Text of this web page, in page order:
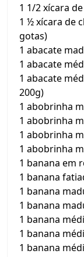
1 1/2 xícara
1 ½ xícara de
gotas)
1 abacate
1 abacate
1 abacate
200g)
1 abobrinha
1 abobrinha
1 abobrinha
1 abobrinha
1 banana em
1 banana
1 banana
1 banana
1 banana
1 banana
1 banana